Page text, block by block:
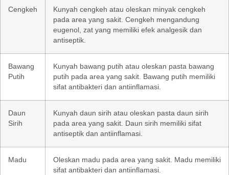
Cengkeh
Kunyah cengkeh atau oleskan minyak cengkeh
pada area yang sakit. Cengkeh mengandung
eugenol, zat yang memiliki efek analgesik dan
antiseptik.
Bawang
Putih
Kunyah bawang putih atau oleskan pasta bawang
putih pada area yang sakit. Bawang putih memiliki
sifat antibakteri dan antiinflamasi.
Daun
Sirih
Kunyah daun sirih atau oleskan pasta daun sirih
pada area yang sakit. Daun sirih memiliki sifat
antiseptik dan antiinflamasi.
Madu
Oleskan madu pada area yang sakit. Madu memiliki
sifat antibakteri dan antiinflamasi.